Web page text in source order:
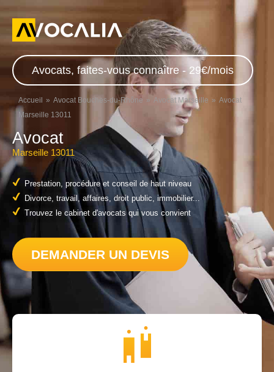
Avocats, faites-vous connaître - 29€/mois
Accueil Avocat Bouches-du-Rhône Avocat Marseille
Avocat
Marseille 13011
Avocat
Marseille 13011
Prestation, procédure et conseil de haut niveau
Divorce, travail, affaires, droit public, immobilier...
Trouvez le cabinet d'avocats qui vous convient
DEMANDER UN DEVIS